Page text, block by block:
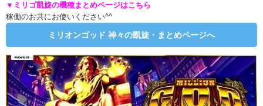
▼ミリゴ凱旋の機種まとめページはこちら
稼働のお共にお使いください^^
ミリオンゴッド 神々の凱旋・まとめページへ